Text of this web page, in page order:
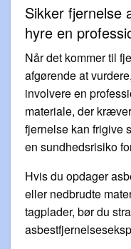
Sikker fjernelse
hyre en
Når det kommer til
afgørende at
involvere en
materiale, der
fjernelse kan frigive
en sundhedsrisiko
Hvis du opdager
eller nedbrudte
tagplader, bør du